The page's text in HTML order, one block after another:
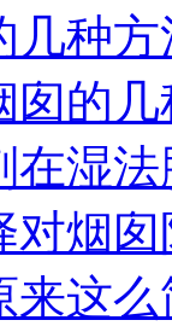
几种方
囱的
在湿
对烟
来这